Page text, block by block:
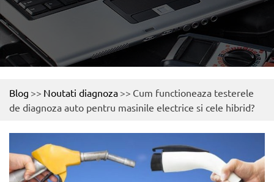
Blog >> Noutati diagnoza >> Cum functioneaza testerele
de diagnoza auto pentru masinile electrice si cele hibrid?